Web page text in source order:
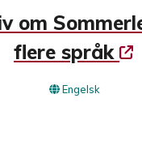
om
flere språk
Engelsk